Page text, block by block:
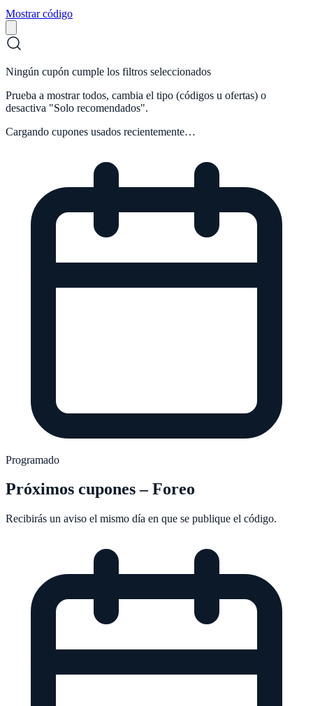
Mostrar código
Ningún cupón cumple los filtros seleccionados
Prueba a mostrar todos, cambia el tipo (códigos u ofertas) o
desactiva "Solo recomendados".
Cargando cupones usados recientemente…
Programado
Próximos cupones –Foreo
Recibirás un aviso el mismo día en que se publique el código.